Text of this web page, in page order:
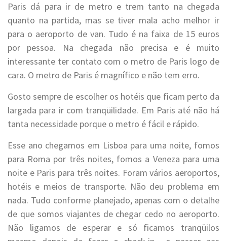
Paris dá para ir de metro e trem tanto na chegada
quanto na partida, mas se tiver mala acho melhor ir
para o aeroporto de van. Tudo é na faixa de 15 euros
por pessoa. Na chegada não precisa e é muito
interessante ter contato com o metro de Paris logo de
cara. O metro de Paris é magnífico e não tem erro.
Gosto sempre de escolher os hotéis que ficam perto da
largada para ir com tranqüilidade. Em Paris até não há
tanta necessidade porque o metro é fácil e rápido.
Esse ano chegamos em Lisboa para uma noite, fomos
para Roma por três noites, fomos a Veneza para uma
noite e Paris para três noites. Foram vários aeroportos,
hotéis e meios de transporte. Não deu problema em
nada. Tudo conforme planejado, apenas com o detalhe
de que somos viajantes de chegar cedo no aeroporto.
Não ligamos de esperar e só ficamos tranqüilos